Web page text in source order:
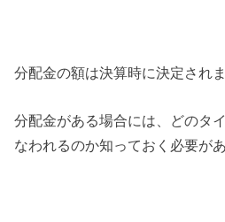
分配金の額は決算時に決定されま
分配金がある場合には、どのタ
なわれるのか知っておく必要が